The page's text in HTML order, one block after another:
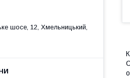
шосе, 12, Хмельницький,